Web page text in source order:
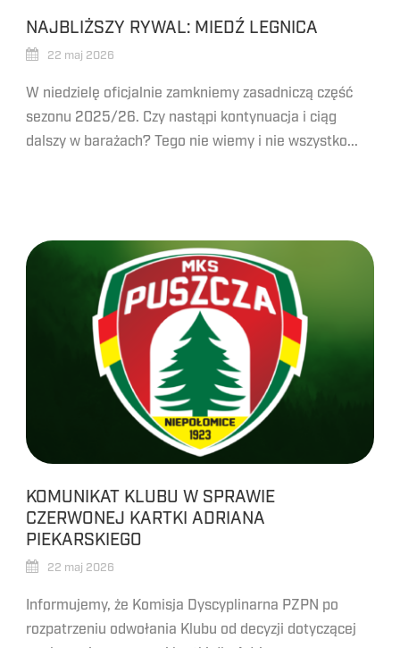
NAJBLIŻSZY RYWAL: MIEDŹ LEGNICA
22 maj 2026
W niedzielę oficjalnie zamkniemy zasadniczą część
sezonu 2025/26. Czy nastąpi kontynuacja i ciąg
dalszy w barażach? Tego nie wiemy i nie wszystko...
KOMUNIKAT KLUBU W SPRAWIE
CZERWONEJ KARTKI ADRIANA
PIEKARSKIEGO
22 maj 2026
Informujemy, że Komisja Dyscyplinarna PZPN po
rozpatrzeniu odwołania Klubu od decyzji dotyczącej